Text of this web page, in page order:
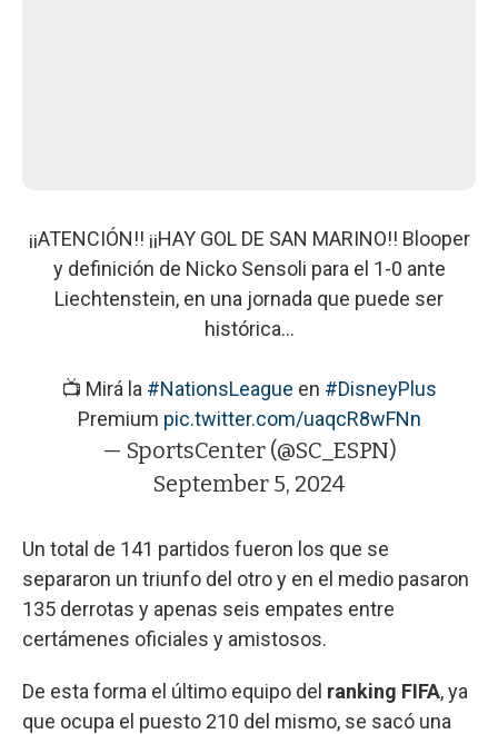
¡¡ATENCIÓN!! ¡¡HAY GOL DE SAN MARINO!! Blooper
y definición de Nicko Sensoli para el 1-0 ante
Liechtenstein, en una jornada que puede ser
histórica...
📺 Mirá la #NationsLeague en #DisneyPlus
Premium pic.twitter.com/uaqcR8wFNn
— SportsCenter (@SC_ESPN)
September 5, 2024
Un total de 141 partidos fueron los que se
separaron un triunfo del otro y en el medio pasaron
135 derrotas y apenas seis empates entre
certámenes oficiales y amistosos.
De esta forma el último equipo del ranking FIFA, ya
que ocupa el puesto 210 del mismo, se sacó una